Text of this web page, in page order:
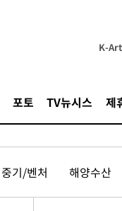
K-
포토 TV뉴시스 제
중기/벤처 해양수산